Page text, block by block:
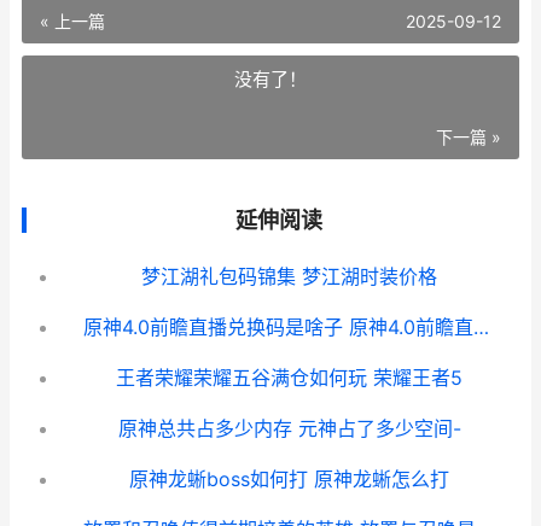
« 上一篇 2025-09-12
没有了！
下一篇 »
延伸阅读
梦江湖礼包码锦集 梦江湖时装价格
原神4.0前瞻直播兑换码是啥子 原神4.0前瞻直播回放在哪里
王者荣耀荣耀五谷满仓如何玩 荣耀王者5
原神总共占多少内存 元神占了多少空间-
原神龙蜥boss如何打 原神龙蜥怎么打